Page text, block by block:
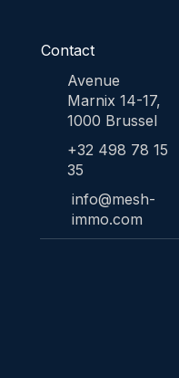
Contact
Avenue
Marnix 14-17,
1000 Brussel
+32 498 78 15
35
info@mesh-
immo.com